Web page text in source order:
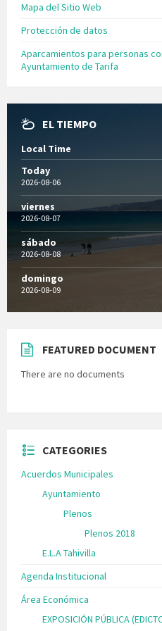
Mapa del Sitio Web
Protección de datos
Aparcamientos para personas
Ayuntamiento de Tarifa
EL TIEMPO
Local Time
Today
2026-08-06
viernes
2026-08-07
sábado
2026-08-08
domingo
2026-08-09
FEATURED DOCUMENT
There are no documents
CATEGORIES
Acuerdos Municipales
Ayuntamiento
Plenos
Plenos 2018
E.L.A Tahivilla
Agenda Institucional
Área Económica
EXPOSICIÓN PÚBLICA